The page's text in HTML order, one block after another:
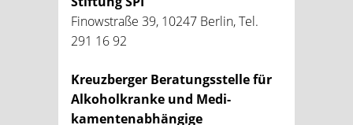
Finowstraße 39, 10247 Berlin, Tel.
291 16 92
Kreuzberger Beratungsstelle für
Alkoholkranke und Medi­
kamentenabhängige